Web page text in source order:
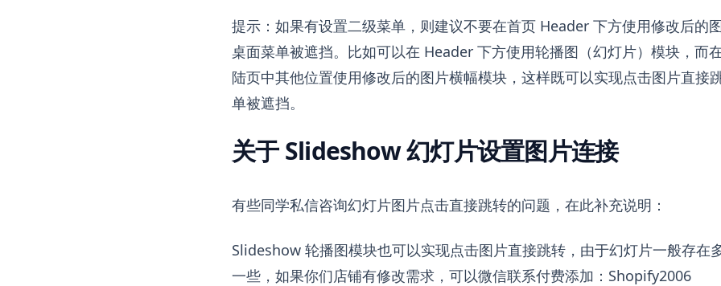
提示：如果有设置二级菜单，则建议不要在首页 Header 下方使用修改后的
桌面菜单被遮挡。比如可以在 Header 下方使用轮播图（幻灯片）模块，而
陆页中其他位置使用修改后的图片横幅模块，这样既可以实现点击图片直接
单被遮挡。
关于 Slideshow 幻灯片设置图片连接
有些同学私信咨询幻灯片图片点击直接跳转的问题，在此补充说明：
Slideshow 轮播图模块也可以实现点击图片直接跳转，由于幻灯片一般存在
一些，如果你们店铺有修改需求，可以微信联系付费添加：Shopify2006